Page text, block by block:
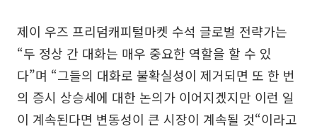
제이 우즈 프리덤캐피털마켓 수석 글로벌 전략가는
“두 정상 간 대화는 매우 중요한 역할을 할 수 있
다”며 “그들의 대화로 불확실성이 제거되면 또 한 번
의 증시 상승세에 대한 논의가 이어지겠지만 이런 일
이 계속된다면 변동성이 큰 시장이 계속될 것“이라고